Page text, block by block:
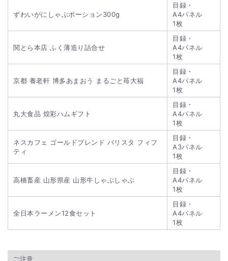
ずわいがにしゃぶポーション300g
目録・
A4パネル
1枚
関とら本店 ふく薄造り詰合せ
目録・
A4パネル
1枚
京都 養老軒 博多あまおう まるごと苺大福
目録・
A4パネル
1枚
丸大食品 煌彩ハムギフト
目録・
A4パネル
1枚
ネスカフェ ゴールドブレンド バリスタ フィフ
ティ
目録・
A3パネル
1枚
高橋畜産 山形県産 山形牛しゃぶしゃぶ
目録・
A4パネル
1枚
全日本ラーメン12食セット
目録・
A4パネル
1枚
ご注意